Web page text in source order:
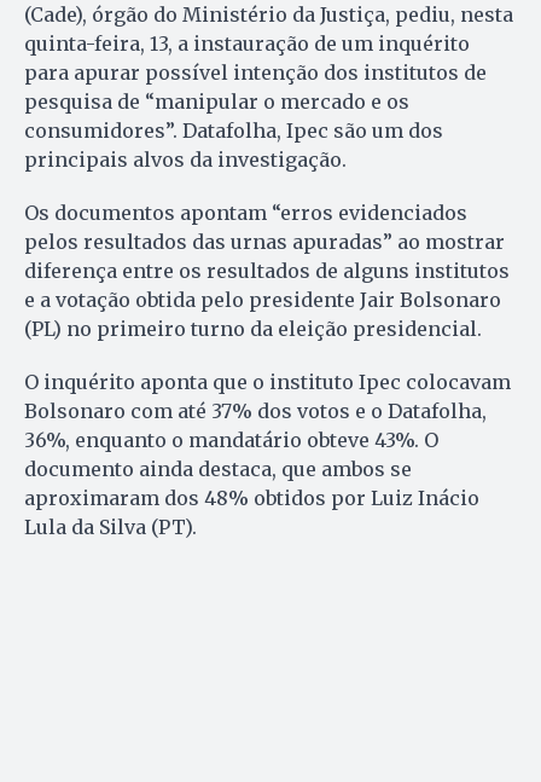
(Cade), órgão do Ministério da Justiça, pediu, nesta
quinta-feira, 13, a instauração de um inquérito
para apurar possível intenção dos institutos de
pesquisa de “manipular o mercado e os
consumidores”. Datafolha, Ipec são um dos
principais alvos da investigação.
Os documentos apontam “erros evidenciados
pelos resultados das urnas apuradas” ao mostrar
diferença entre os resultados de alguns institutos
e a votação obtida pelo presidente Jair Bolsonaro
(PL) no primeiro turno da eleição presidencial.
O inquérito aponta que o instituto Ipec colocavam
Bolsonaro com até 37% dos votos e o Datafolha,
36%, enquanto o mandatário obteve 43%. O
documento ainda destaca, que ambos se
aproximaram dos 48% obtidos por Luiz Inácio
Lula da Silva (PT).